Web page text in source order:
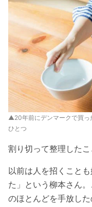
▲20年前にデンマークで買っ
ひとつ
割り切って整理したこ
以前は人を招くこと
た」という柳本さん
のほとんどを手放した